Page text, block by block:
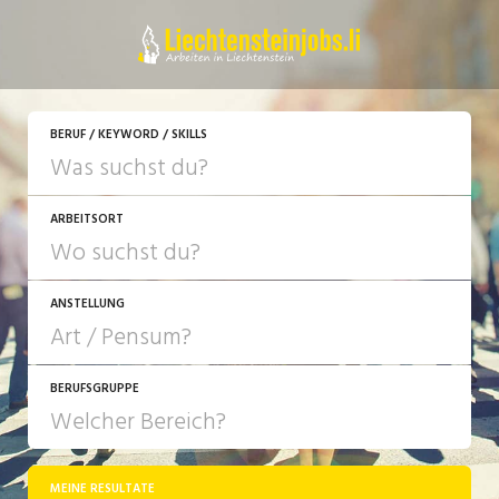
BERUF / KEYWORD / SKILLS
ARBEITSORT
ANSTELLUNG
JOB-TYP
Festanstellung
BERUFSGRUPPE
MEINE RESULTATE
JETZT BEWERBEN